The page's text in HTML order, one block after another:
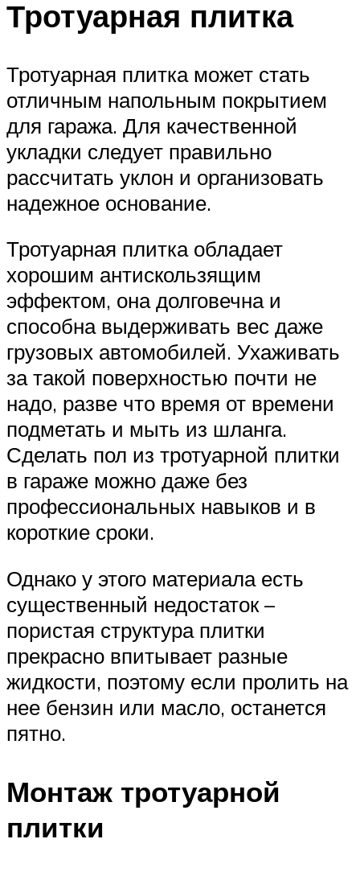
Тротуарная плитка
Тротуарная плитка может стать
отличным напольным покрытием
для гаража. Для качественной
укладки следует правильно
рассчитать уклон и организовать
надежное основание.
Тротуарная плитка обладает
хорошим антискользящим
эффектом, она долговечна и
способна выдерживать вес даже
грузовых автомобилей. Ухаживать
за такой поверхностью почти не
надо, разве что время от времени
подметать и мыть из шланга.
Сделать пол из тротуарной плитки
в гараже можно даже без
профессиональных навыков и в
короткие сроки.
Однако у этого материала есть
существенный недостаток –
пористая структура плитки
прекрасно впитывает разные
жидкости, поэтому если пролить на
нее бензин или масло, останется
пятно.
Монтаж тротуарной
плитки